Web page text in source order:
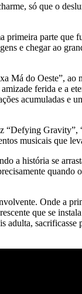
só que o
parte que
e chegar ao
Má do Oeste”, ao
ferida e a
acumuladas e
“Defying
musicais que
a história se
Onde a
que se
sacrificasse